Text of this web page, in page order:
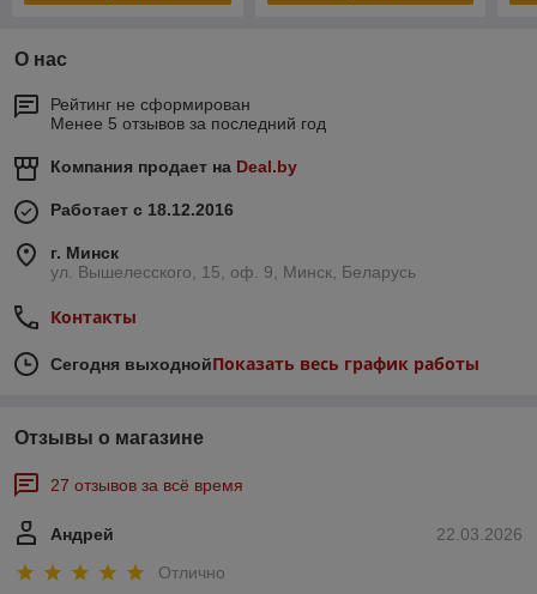
О нас
Рейтинг не сформирован
Менее 5 отзывов за последний год
Компания продает на Deal.by
Работает с 18.12.2016
г. Минск
ул. Вышелесского, 15, оф. 9, Минск, Беларусь
Контакты
Сегодня выходнойПоказать весь график работы
Отзывы о магазине
27 отзывов за всё время
22.03.2026
Андрей
Отлично